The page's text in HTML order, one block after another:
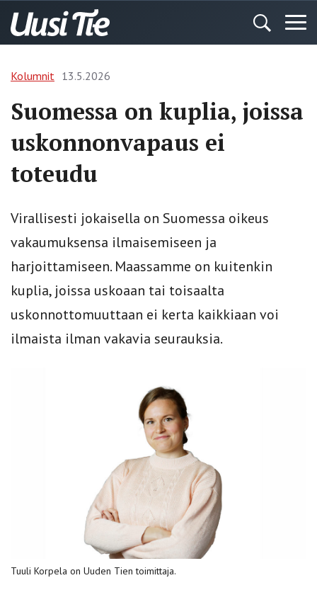
Kolumnit 13.5.2026
Suomessa on kuplia, joissa
uskonnonvapaus ei
toteudu
Virallisesti jokaisella on Suomessa oikeus
vakaumuksensa ilmaisemiseen ja
harjoittamiseen. Maassamme on kuitenkin
kuplia, joissa uskoaan tai toisaalta
uskonnottomuuttaan ei kerta kaikkiaan voi
ilmaista ilman vakavia seurauksia.
Tuuli Korpela on Uuden Tien toimittaja.